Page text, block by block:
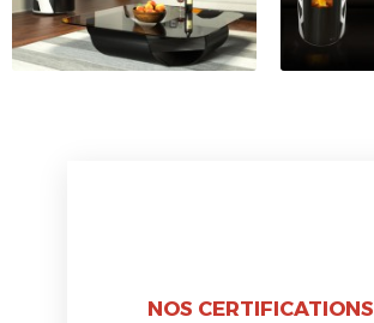
NOS CERTIFICATIONS